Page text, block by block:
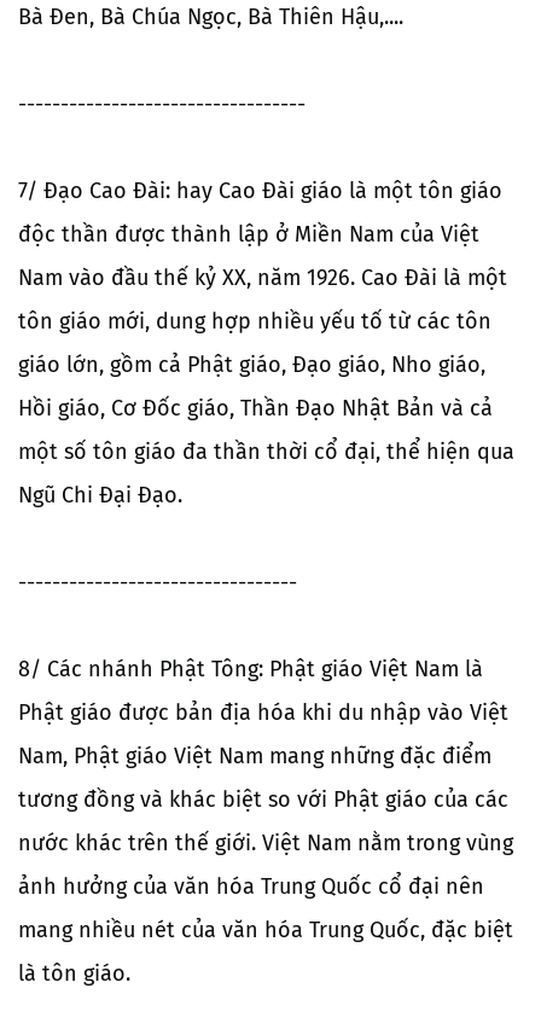
Bà Đen, Bà Chúa Ngọc, Bà Thiên Hậu,....
----------------------------------
7/ Đạo Cao Đài: hay Cao Đài giáo là một tôn giáo
độc thần được thành lập ở Miền Nam của Việt
Nam vào đầu thế kỷ XX, năm 1926. Cao Đài là một
tôn giáo mới, dung hợp nhiều yếu tố từ các tôn
giáo lớn, gồm cả Phật giáo, Đạo giáo, Nho giáo,
Hồi giáo, Cơ Đốc giáo, Thần Đạo Nhật Bản và cả
một số tôn giáo đa thần thời cổ đại, thể hiện qua
Ngũ Chi Đại Đạo.
---------------------------------
8/ Các nhánh Phật Tông: Phật giáo Việt Nam là
Phật giáo được bản địa hóa khi du nhập vào Việt
Nam, Phật giáo Việt Nam mang những đặc điểm
tương đồng và khác biệt so với Phật giáo của các
nước khác trên thế giới. Việt Nam nằm trong vùng
ảnh hưởng của văn hóa Trung Quốc cổ đại nên
mang nhiều nét của văn hóa Trung Quốc, đặc biệt
là tôn giáo.